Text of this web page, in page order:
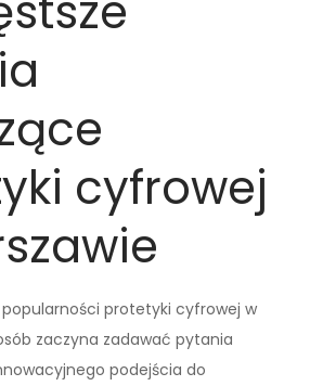
cyfrowej
protetyki cyfrowej w
zaczyna zadawać pytania
podejścia do